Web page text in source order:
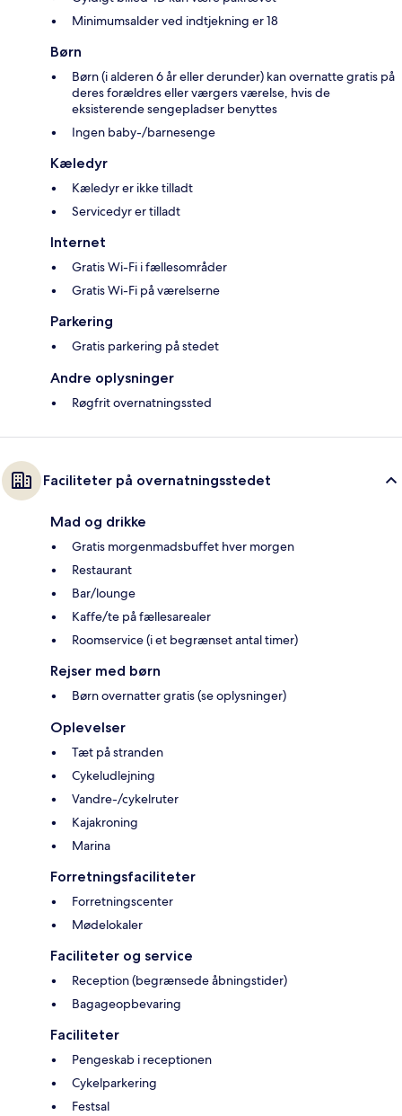
Minimumsalder ved indtjekning er 18
Børn
Børn (i alderen 6 år eller derunder) kan overnatte gratis på
deres forældres eller værgers værelse, hvis de
eksisterende sengepladser benyttes
Ingen baby-/barnesenge
Kæledyr
Kæledyr er ikke tilladt
Servicedyr er tilladt
Internet
Gratis Wi-Fi i fællesområder
Gratis Wi-Fi på værelserne
Parkering
Gratis parkering på stedet
Andre oplysninger
Røgfrit overnatningssted
Faciliteter på overnatningsstedet
Mad og drikke
Gratis morgenmadsbuffet hver morgen
Restaurant
Bar/lounge
Kaffe/te på fællesarealer
Roomservice (i et begrænset antal timer)
Rejser med børn
Børn overnatter gratis (se oplysninger)
Oplevelser
Tæt på stranden
Cykeludlejning
Vandre-/cykelruter
Kajakroning
Marina
Forretningsfaciliteter
Forretningscenter
Mødelokaler
Faciliteter og service
Reception (begrænsede åbningstider)
Bagageopbevaring
Faciliteter
Pengeskab i receptionen
Cykelparkering
Festsal